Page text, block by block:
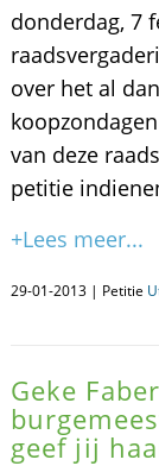
donderdag, 7
over het al
van deze
petitie
+Lees meer...
29-01-2013 | Petitie
Geke
geef jij